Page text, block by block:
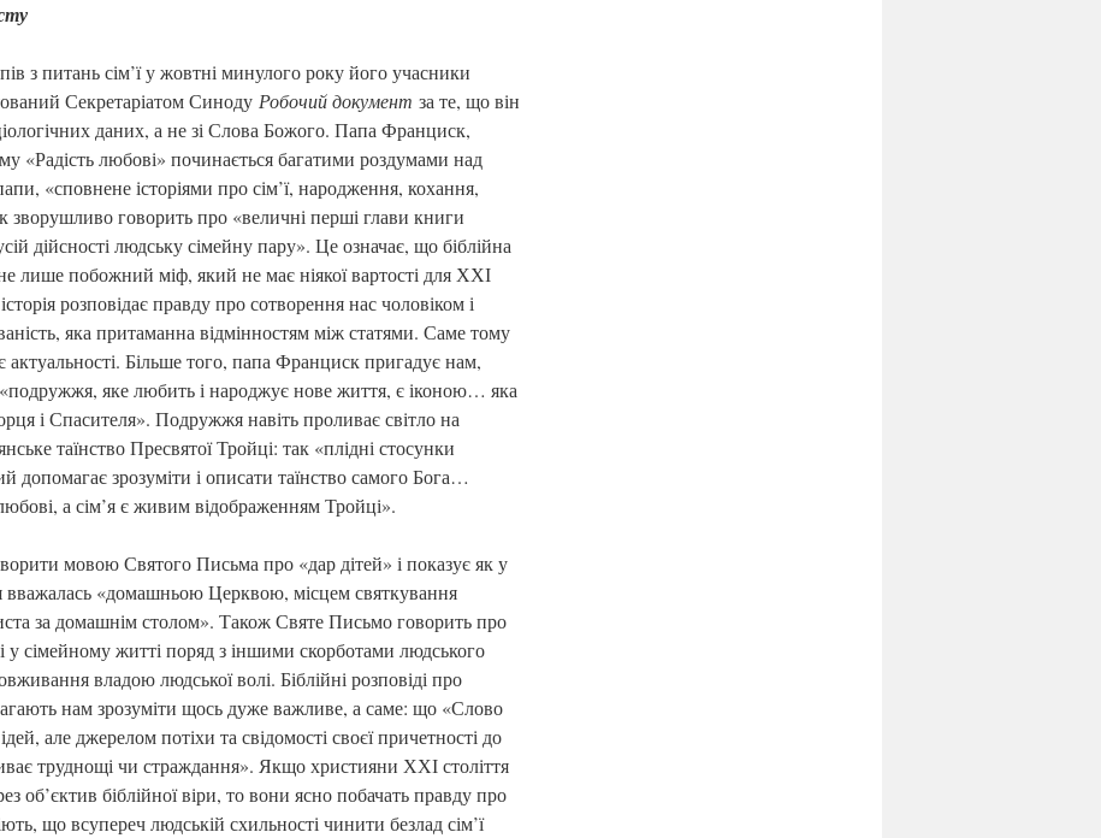
з питань сім’ї у жовтні минулого року його учасники
Секретаріатом Синоду Робочий документ за те, що він
даних, а не зі Слова Божого. Папа Франциск,
«Радість любові» починається багатими роздумами над
«сповнене історіями про сім’ї, народження, кохання,
зворушливо говорить про «величні перші глави книги
дійсності людську сімейну пару». Це означає, що біблійна
лише побожний міф, який не має ніякої вартості для ХХІ
розповідає правду про сотворення нас чоловіком і
яка притаманна відмінностям між статями. Саме тому
актуальності. Більше того, папа Франциск пригадує нам,
яке любить і народжує нове життя, є іконою… яка
і Спасителя». Подружжя навіть проливає світло на
таїнство Пресвятої Тройці: так «плідні стосунки
допомагає зрозуміти і описати таїнство самого Бога…
а сім’я є живим відображенням Тройці».
мовою Святого Письма про «дар дітей» і показує як у
вважалась «домашньою Церквою, місцем святкування
за домашнім столом». Також Святе Письмо говорить про
у сімейному житті поряд з іншими скорботами людського
владою людської волі. Біблійні розповіді про
нам зрозуміти щось дуже важливе, а саме: що «Слово
але джерелом потіхи та свідомості своєї причетності до
труднощі чи страждання». Якщо християни ХХІ століття
об’єктив біблійної віри, то вони ясно побачать правду про
що всупереч людській схильності чинити безлад сім’ї